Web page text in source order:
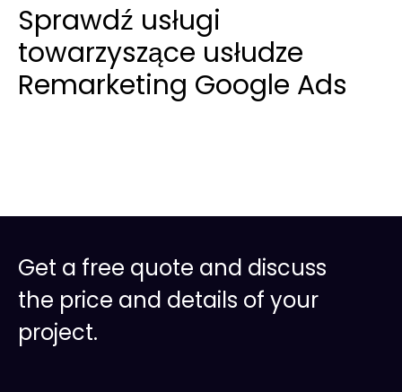
Sprawdź usługi
towarzyszące usłudze
Remarketing Google Ads
Get a free quote and discuss
the price and details of your
project.